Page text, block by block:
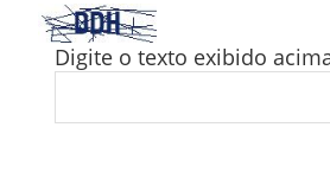
Digite o texto exibido